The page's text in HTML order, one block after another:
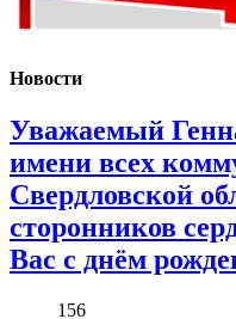
Новости
Уважаемый
имени всех
Свердловской
сторонников
Вас с днём
156